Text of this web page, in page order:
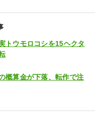
トウモロコシを15ヘクタ
概算金が下落、転作で注